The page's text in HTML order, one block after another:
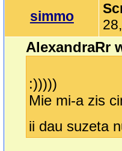
simmo
AlexandraRr
:)))))
Mie mi-a zis
ii dau suzeta